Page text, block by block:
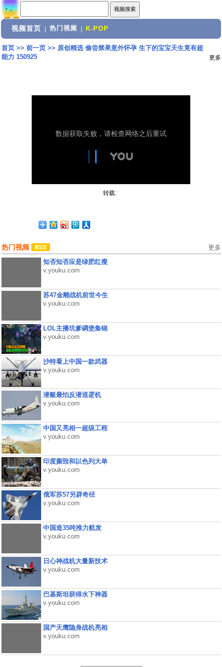
视频首页 热门视频 K-POP
首页>> 前一页>> 原创精选 偷尝禁果意外怀孕 生下的宝宝天生竟有超
能力 150925
更多
转载:
热门视频 更多
知否知否应是绿肥红瘦
v.youku.com
苏47金雕战机前世今生
v.youku.com
LOL主播坑爹碉堡集锦
v.youku.com
沙特看上中国一款武器
v.youku.com
潜艇最怕反潜巡逻机
v.youku.com
中国又亮相一超级工程
v.youku.com
印度撕毁和以色列大单
v.youku.com
俄军苏57另辟奇径
v.youku.com
中国造35吨推力航发
v.youku.com
日心神战机大量新技术
v.youku.com
巴基斯坦获得水下神器
v.youku.com
国产天鹰隐身战机亮相
v.youku.com